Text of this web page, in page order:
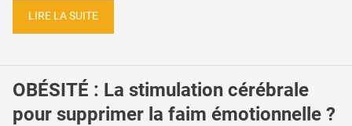
LIRE LA SUITE
OBÉSITÉ : La stimulation cérébrale
pour supprimer la faim émotionnelle ?